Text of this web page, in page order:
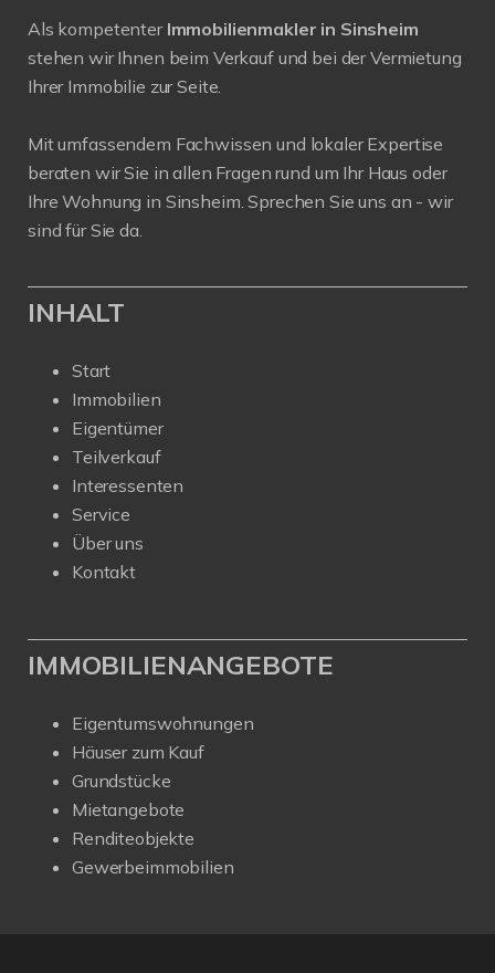
Als kompetenter Immobilienmakler in Sinsheim
stehen wir Ihnen beim Verkauf und bei der Vermietung
Ihrer Immobilie zur Seite.
Mit umfassendem Fachwissen und lokaler Expertise
beraten wir Sie in allen Fragen rund um Ihr Haus oder
Ihre Wohnung in Sinsheim. Sprechen Sie uns an - wir
sind für Sie da.
INHALT
Start
Immobilien
Eigentümer
Teilverkauf
Interessenten
Service
Über uns
Kontakt
IMMOBILIENANGEBOTE
Eigentumswohnungen
Häuser zum Kauf
Grundstücke
Mietangebote
Renditeobjekte
Gewerbeimmobilien